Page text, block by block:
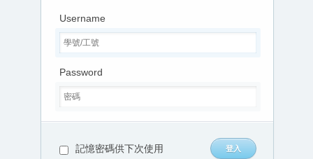
Username
Password
記憶密碼供下次使用